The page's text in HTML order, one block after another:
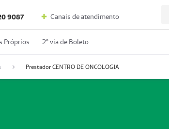
9087 Canais de atendimento
Próprios 2º via de Boleto
Prestador CENTRO DE ONCOLOGIA